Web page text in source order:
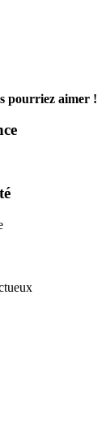
pourriez aimer !